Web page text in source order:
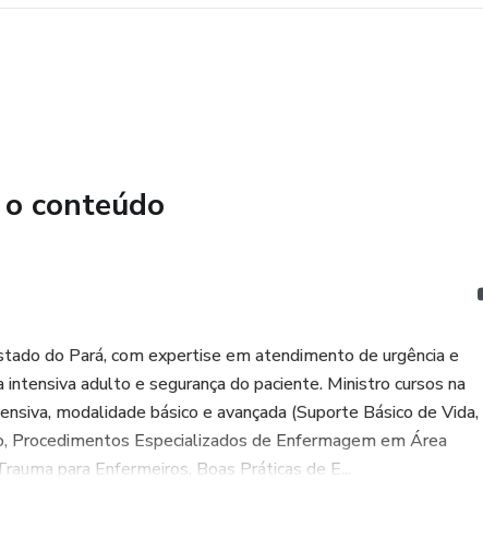
conteúdo
do Pará, com expertise em atendimento de urgência e
adulto e segurança do paciente. Ministro cursos na
modalidade básico e avançada (Suporte Básico de Vida,
Especializados de Enfermagem em Área
para Enfermeiros, Boas Práticas de E...